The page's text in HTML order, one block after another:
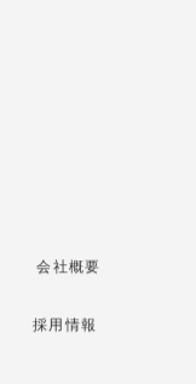
会社概要
採用情報